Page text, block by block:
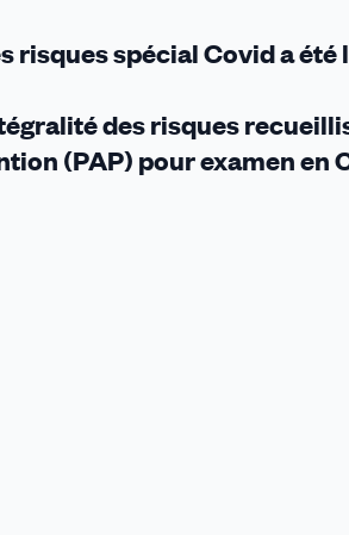
risques spécial Covid a été
des risques
(PAP) pour examen en